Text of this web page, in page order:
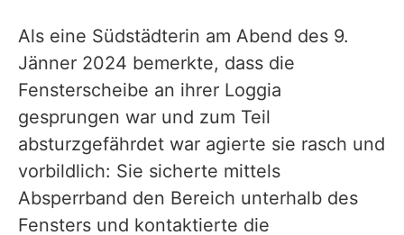
Als eine Südstädterin am Abend des 9.
Jänner 2024 bemerkte, dass die
Fensterscheibe an ihrer Loggia
gesprungen war und zum Teil
absturzgefährdet war agierte sie rasch und
vorbildlich: Sie sicherte mittels
Absperrband den Bereich unterhalb des
Fensters und kontaktierte die